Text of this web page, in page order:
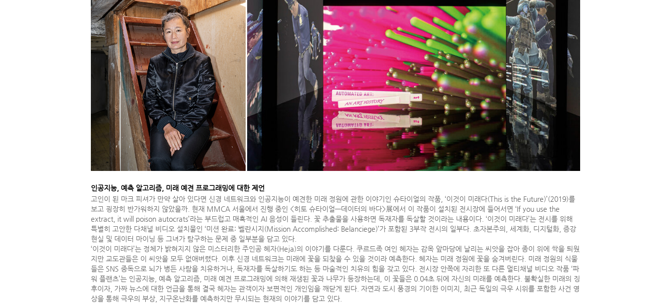
인공지능, 예측 알고리즘, 미래 예견 프로그래밍에 대한 제언
고인이 된 마크 피셔가 만약 살아 있다면 신경 네트워크와 인공지능이 예견한 미래 정원에 관한 이야기인 슈타이얼의 작품, ‘이것이 미래다(This is the Future)’(2019)를
보고 굉장히 반가워하지 않았을까. 현재 MMCA 서울에서 진행 중인 <히토 슈타이얼—데이터의 바다>展에서 이 작품이 설치된 전시장에 들어서면 ‘If you use the
extract, it will poison autocrats’라는 부드럽고 매혹적인 AI 음성이 들린다. 꽃 추출물을 사용하면 독재자를 독살할 것이라는 내용이다. ‘이것이 미래다’는 전시를 위해
특별히 고안한 다채널 비디오 설치물인 ‘미션 완료: 벨란시지(Mission Accomplished: Belanciege)’가 포함된 3부작 전시의 일부다. 초자본주의, 세계화, 디지털화, 증강
현실 및 데이터 마이닝 등 그녀가 탐구하는 문제 중 일부분을 담고 있다.
‘이것이 미래다’는 정체가 밝혀지지 않은 미스터리한 주인공 헤자(Heja)의 이야기를 다룬다. 쿠르드족 여인 헤자는 감옥 앞마당에 날리는 씨앗을 잡아 종이 위에 싹을 틔웠
지만 교도관들은 이 씨앗을 모두 없애버렸다. 이후 신경 네트워크는 미래에 꽃을 되찾을 수 있을 것이라 예측한다. 헤자는 미래 정원에 꽃을 숨겨버린다. 미래 정원의 식물
들은 SNS 중독으로 뇌가 병든 사람을 치유하거나, 독재자를 독살하기도 하는 등 마술적인 치유의 힘을 갖고 있다. 전시장 안쪽에 자리한 또 다른 멀티채널 비디오 작품 ‘파
워 플랜츠’는 인공지능, 예측 알고리즘, 미래 예견 프로그래밍에 의해 재생된 꽃과 나무가 등장하는데, 이 꽃들은 0.04초 뒤에 자신의 미래를 예측한다. 불확실한 미래의 징
후이자, 가짜 뉴스에 대한 언급을 통해 결국 헤자는 관객이자 보편적인 개인임을 깨닫게 된다. 자연과 도시 풍경의 기이한 이미지, 최근 독일의 극우 시위를 포함한 사건 영
상을 통해 극우의 부상, 지구온난화를 예측하지만 무시되는 현재의 이야기를 담고 있다.